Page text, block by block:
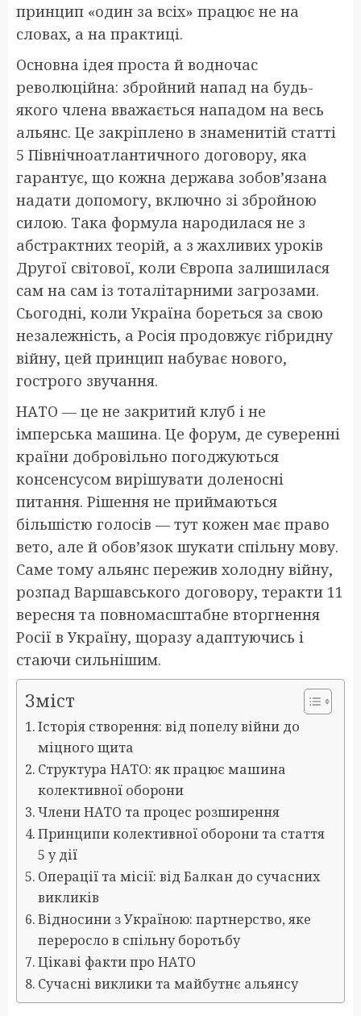
принцип «один за всіх» працює не на
словах, а на практиці.
Основна ідея проста й водночас
революційна: збройний напад на будь-
якого члена вважається нападом на весь
альянс. Це закріплено в знаменитій статті
5 Північноатлантичного договору, яка
гарантує, що кожна держава зобов’язана
надати допомогу, включно зі збройною
силою. Така формула народилася не з
абстрактних теорій, а з жахливих уроків
Другої світової, коли Європа залишилася
сам на сам із тоталітарними загрозами.
Сьогодні, коли Україна бореться за свою
незалежність, а Росія продовжує гібридну
війну, цей принцип набуває нового,
гострого звучання.
НАТО — це не закритий клуб і не
імперська машина. Це форум, де суверенні
країни добровільно погоджуються
консенсусом вирішувати доленосні
питання. Рішення не приймаються
більшістю голосів — тут кожен має право
вето, але й обов’язок шукати спільну мову.
Саме тому альянс пережив холодну війну,
розпад Варшавського договору, теракти 11
вересня та повномасштабне вторгнення
Росії в Україну, щоразу адаптуючись і
стаючи сильнішим.
Зміст
Історія створення: від попелу війни до
міцного щита
Структура НАТО: як працює машина
колективної оборони
Члени НАТО та процес розширення
Принципи колективної оборони та стаття
5 у дії
Операції та місії: від Балкан до сучасних
викликів
Відносини з Україною: партнерство, яке
переросло в спільну боротьбу
Цікаві факти про НАТО
Сучасні виклики та майбутнє альянсу